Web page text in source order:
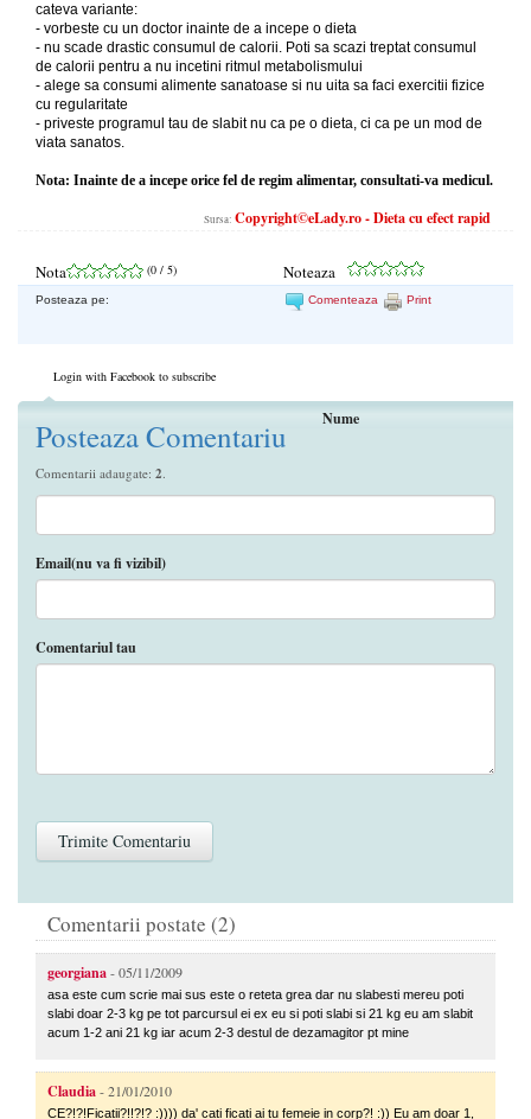
cateva variante:
- vorbeste cu un doctor inainte de a incepe o dieta
- nu scade drastic consumul de calorii. Poti sa scazi treptat consumul
de calorii pentru a nu incetini ritmul metabolismului
- alege sa consumi alimente sanatoase si nu uita sa faci exercitii fizice
cu regularitate
- priveste programul tau de slabit nu ca pe o dieta, ci ca pe un mod de
viata sanatos.
Nota: Inainte de a incepe orice fel de regim alimentar, consultati-va medicul.
Sursa: Copyright©eLady.ro - Dieta cu efect rapid
Nota (0 / 5) Noteaza
Posteaza pe: Comenteaza Print
Login with Facebook to subscribe
Posteaza Comentariu
Comentarii adaugate: 2.
Nume
Email(nu va fi vizibil)
Comentariul tau
Comentarii postate (2)
georgiana- 05/11/2009
asa este cum scrie mai sus este o reteta grea dar nu slabesti mereu poti
slabi doar 2-3 kg pe tot parcursul ei ex eu si poti slabi si 21 kg eu am slabit
acum 1-2 ani 21 kg iar acum 2-3 destul de dezamagitor pt mine
Claudia- 21/01/2010
CE?!?!Ficatii?!!?!? :)))) da' cati ficati ai tu femeie in corp?! :)) Eu am doar 1,